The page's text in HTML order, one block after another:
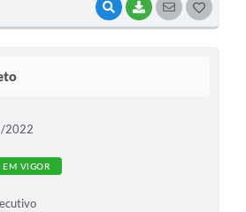
VISUALIZAR
BAIXARSEGUIR
2022
EM VIGOR